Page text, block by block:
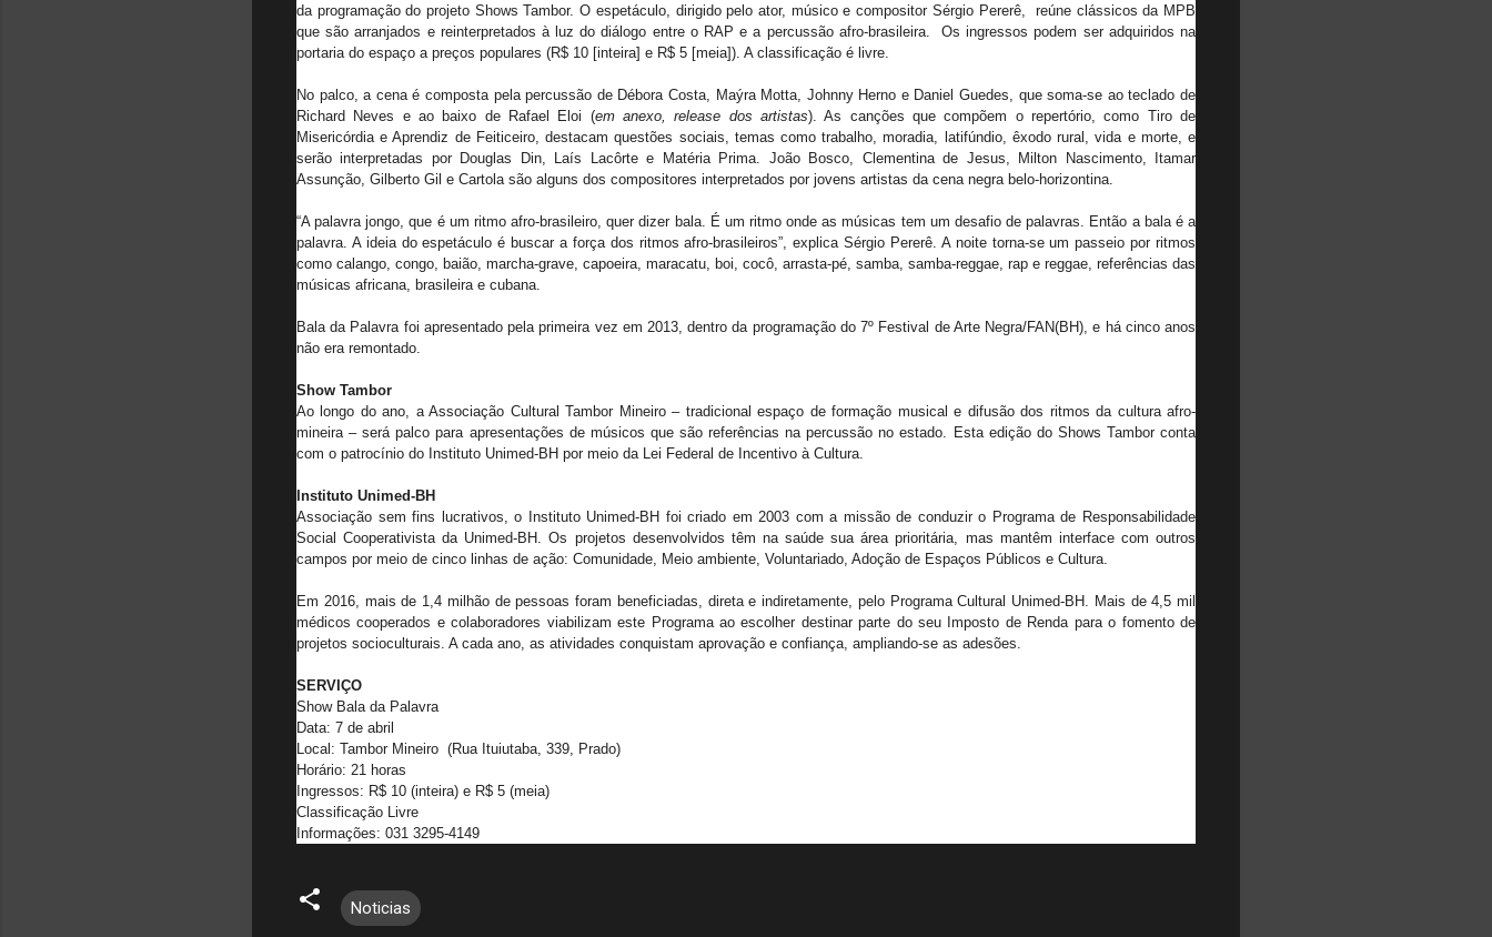
da programação do projeto Shows Tambor. O espetáculo, dirigido pelo ator, músico e compositor Sérgio Pererê, reúne clássicos da MPB
que são arranjados e reinterpretados à luz do diálogo entre o RAP e a percussão afro-brasileira. Os ingressos podem ser adquiridos na
portaria do espaço a preços populares (R$ 10 [inteira] e R$ 5 [meia]). A classificação é livre.
No palco, a cena é composta pela percussão de Débora Costa, Maýra Motta, Johnny Herno e Daniel Guedes, que soma-se ao teclado de
Richard Neves e ao baixo de Rafael Eloi (em anexo, release dos artistas). As canções que compõem o repertório, como Tiro de
Misericórdia e Aprendiz de Feiticeiro, destacam questões sociais, temas como trabalho, moradia, latifúndio, êxodo rural, vida e morte, e
serão interpretadas por Douglas Din, Laís Lacôrte e Matéria Prima. João Bosco, Clementina de Jesus, Milton Nascimento, Itamar
Assunção, Gilberto Gil e Cartola são alguns dos compositores interpretados por jovens artistas da cena negra belo-horizontina.
“A palavra jongo, que é um ritmo afro-brasileiro, quer dizer bala. É um ritmo onde as músicas tem um desafio de palavras. Então a bala é a
palavra. A ideia do espetáculo é buscar a força dos ritmos afro-brasileiros”, explica Sérgio Pererê. A noite torna-se um passeio por ritmos
como calango, congo, baião, marcha-grave, capoeira, maracatu, boi, cocô, arrasta-pé, samba, samba-reggae, rap e reggae, referências das
músicas africana, brasileira e cubana.
Bala da Palavra foi apresentado pela primeira vez em 2013, dentro da programação do 7º Festival de Arte Negra/FAN(BH), e há cinco anos
não era remontado.
Show Tambor
Ao longo do ano, a Associação Cultural Tambor Mineiro – tradicional espaço de formação musical e difusão dos ritmos da cultura afro-
mineira – será palco para apresentações de músicos que são referências na percussão no estado. Esta edição do Shows Tambor conta
com o patrocínio do Instituto Unimed-BH por meio da Lei Federal de Incentivo à Cultura.
Instituto Unimed-BH
Associação sem fins lucrativos, o Instituto Unimed-BH foi criado em 2003 com a missão de conduzir o Programa de Responsabilidade
Social Cooperativista da Unimed-BH. Os projetos desenvolvidos têm na saúde sua área prioritária, mas mantêm interface com outros
campos por meio de cinco linhas de ação: Comunidade, Meio ambiente, Voluntariado, Adoção de Espaços Públicos e Cultura.
Em 2016, mais de 1,4 milhão de pessoas foram beneficiadas, direta e indiretamente, pelo Programa Cultural Unimed-BH. Mais de 4,5 mil
médicos cooperados e colaboradores viabilizam este Programa ao escolher destinar parte do seu Imposto de Renda para o fomento de
projetos socioculturais. A cada ano, as atividades conquistam aprovação e confiança, ampliando-se as adesões.
SERVIÇO
Show Bala da Palavra
Data: 7 de abril
Local: Tambor Mineiro (Rua Ituiutaba, 339, Prado)
Horário: 21 horas
Ingressos: R$ 10 (inteira) e R$ 5 (meia)
Classificação Livre
Informações: 031 3295-4149
Noticias